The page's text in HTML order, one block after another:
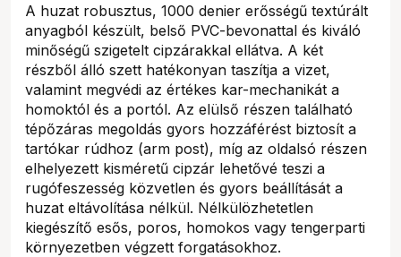
A huzat robusztus, 1000 denier erősségű textúrált
anyagból készült, belső PVC-bevonattal és kiváló
minőségű szigetelt cipzárakkal ellátva. A két
részből álló szett hatékonyan taszítja a vizet,
valamint megvédi az értékes kar-mechanikát a
homoktól és a portól. Az elülső részen található
tépőzáras megoldás gyors hozzáférést biztosít a
tartókar rúdhoz (arm post), míg az oldalsó részen
elhelyezett kisméretű cipzár lehetővé teszi a
rugófeszesség közvetlen és gyors beállítását a
huzat eltávolítása nélkül. Nélkülözhetetlen
kiegészítő esős, poros, homokos vagy tengerparti
környezetben végzett forgatásokhoz.